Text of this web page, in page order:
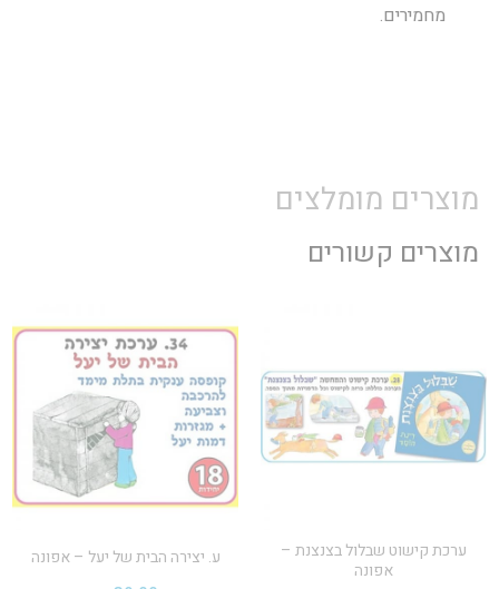
מחמירים.
מוצרים מומלצים
מוצרים קשורים
ערכת קישוט שבלול בצנצנת –
אפונה
ע. יצירה הבית של יעל – אפונה